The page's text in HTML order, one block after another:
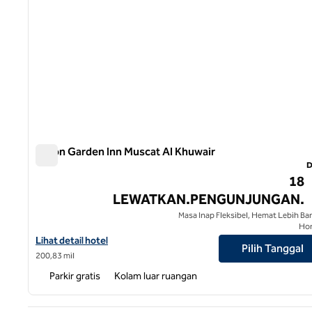
Hilton Garden Inn Muscat Al Khuwair
Lihat detail hotel untuk Hilton Garden Inn Muscat Al Khuwair
Lihat detail hotel
200,83 mil
18
LEWATKAN.PENGUNJUNGAN.
Masa Inap Fleksibel, Hemat Lebih
Pilih Tanggal
Parkir gratis Kolam luar ruangan